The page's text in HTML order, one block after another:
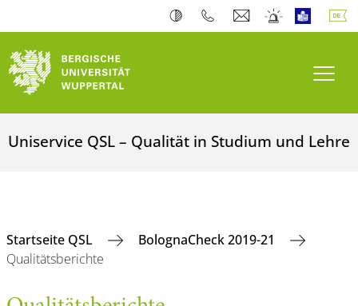
Uniservice QSL – Qualität in Studium und Lehre
Startseite QSL
BolognaCheck 2019-21
Qualitätsberichte